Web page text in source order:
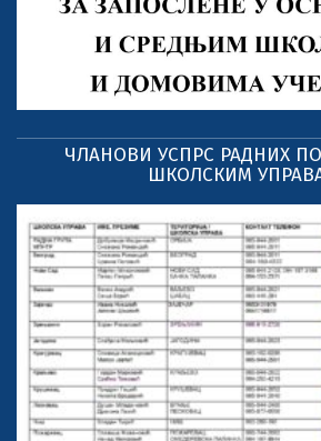
ЧЛАНОВИ УСПРС РАДНИХ
ШКОЛСКИМ